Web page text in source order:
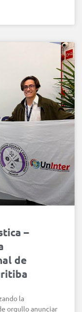
–
de
la
orgullo anunciar